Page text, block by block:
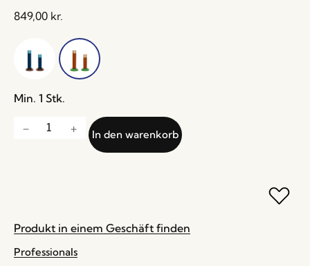
849,00 kr.
Min. 1 Stk.
In den warenkorb
Produkt in einem Geschäft finden
Professionals